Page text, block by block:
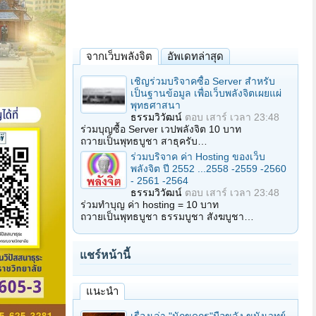
จากเว็บพลังจิต อัพเดทล่าสุด
เชิญร่วมบริจาคซื้อ Server สำหรับ
เป็นฐานข้อมูล เพื่อเว็บพลังจิตเผยแผ่
พุทธศาสนา
ธรรมวิวัฒน์ ตอบ เสาร์ เวลา 23:48
ร่วมบุญซื้อ Server เวปพลังจิต 10 บาท
ถวายเป็นพุทธบูชา สาธุครับ…
ร่วมบริจาค ค่า Hosting ของเว็บ
พลังจิต ปี 2552 ...2558 -2559 -2560
- 2561 -2564
ธรรมวิวัฒน์ ตอบ เสาร์ เวลา 23:48
ร่วมทำบุญ ค่า hosting = 10 บาท
ถวายเป็นพุทธบูชา ธรรมบูชา สังฆบูชา…
แชร์หน้านี้
แนะนำ